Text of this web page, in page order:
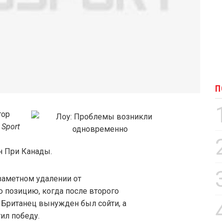
Sport
При Канады.
удалении от
когда после второго
Британец вынужден был сойти, а
победу.